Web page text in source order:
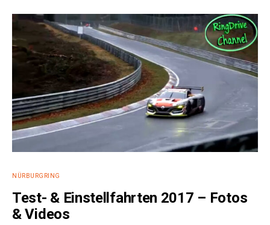
NÜRBURGRING
Test- & Einstellfahrten 2017 – Fotos
& Videos